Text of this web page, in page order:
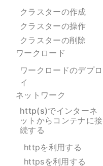
クラスターの作成
クラスターの操作
クラスターの削除
ワークロード
ワークロードのデプロ
イ
ネットワーク
http(s)でインターネ
ットからコンテナに接
続する
httpを利用する
httpsを利用する